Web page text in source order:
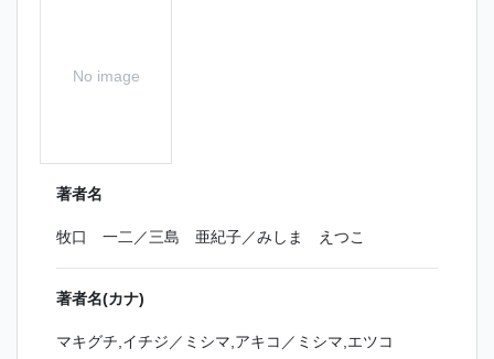
No image
著者名
牧口 一二／三島 亜紀子／みしま えつこ
著者名(カナ)
マキグチ,イチジ／ミシマ,アキコ／ミシマ,エツコ